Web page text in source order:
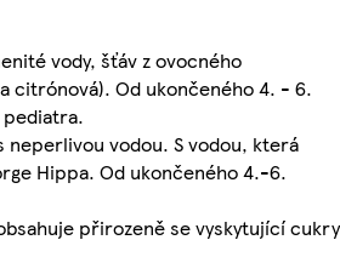
vody, šťáv z ovocného
citrónová). Od ukončeného 4. - 6.
neperlivou vodou. S vodou, která
Hippa. Od ukončeného 4.-6.
přirozeně se vyskytující cukry